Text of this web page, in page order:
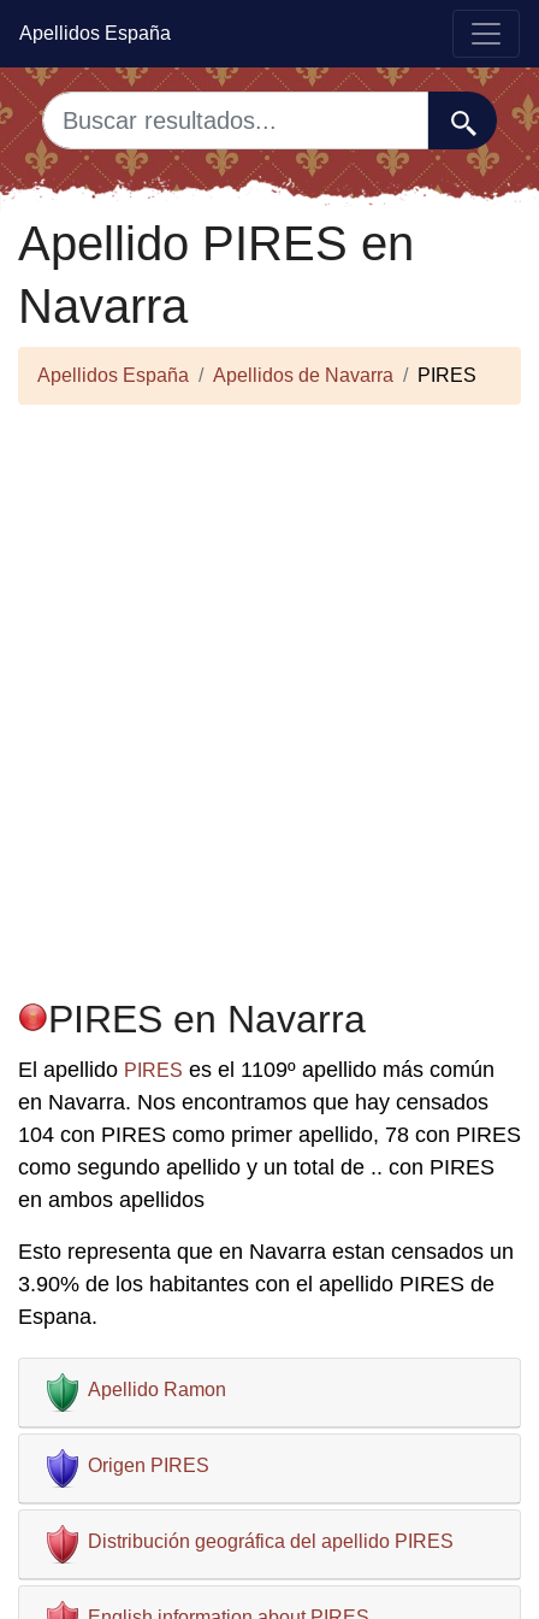
Apellidos España
Apellido PIRES en
Navarra
Apellidos España Apellidos de Navarra PIRES
PIRES en Navarra
El apellido PIRES es el 1109º apellido más común
en Navarra. Nos encontramos que hay censados
104 con PIRES como primer apellido, 78 con PIRES
como segundo apellido y un total de .. con PIRES
en ambos apellidos
Esto representa que en Navarra estan censados un
3.90% de los habitantes con el apellido PIRES de
Espana.
Apellido Ramon
Origen PIRES
Distribución geográfica del apellido PIRES